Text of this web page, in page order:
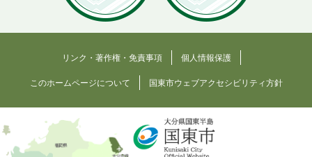
リンク・著作権・免責事項 個人情報保護
このホームページについて 国東市ウェブアクセシビリティ方針